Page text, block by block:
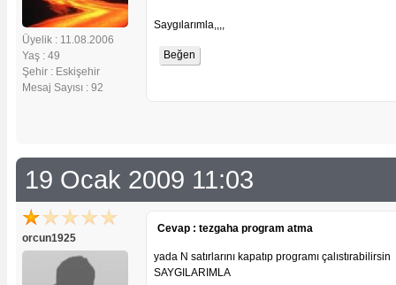
Üyelik : 11.08.2006
Yaş : 49
Şehir : Eskişehir
Mesaj Sayısı : 92
Saygılarımla,,,,
19 Ocak 2009 11:03
orcun1925
Cevap : tezgaha program atma
yada N satırlarını kapatıp programı çalıstırabilirsin
SAYGILARIMLA